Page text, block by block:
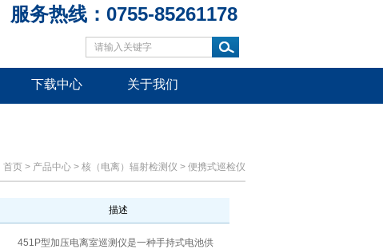
服务热线：0755-85261178
下载中心 关于我们
首页 > 产品中心 > 核（电离）辐射检测仪 > 便携式巡检仪
描述
451P型加压电离室巡测仪是一种手持式电池供